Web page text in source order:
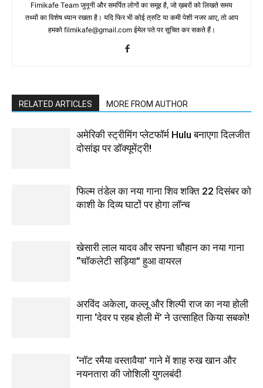
Fimikafe Team जुनूनी और समर्पित लोगों का समूह है, जो ख़बरों को लिखते समय
तथ्‍यों का विशेष ध्‍यान रखता है। यदि फिर भी कोई त्रुटि या कमी पेशी नजर आए, तो आप
हमको filmikafe@gmail.com ईमेल पते पर सूचित कर सकते हैं।
RELATED ARTICLES MORE FROM AUTHOR
अमेरिकी स्ट्रीमिंग प्लेटफॉर्म Hulu बनाएगा दिलजीत
दोसांझ पर डॉक्यूमेंट्री!
फिल्म तंडेल का नया गाना शिव शक्ति 22 दिसंबर को
काशी के दिव्य घाटों पर होगा लॉन्च
खेसारी लाल यादव और सपना चौहान का नया गाना
“चॉकलेटी सड़िया” हुआ वायरल
अरविंद अकेला, कल्लू और शिल्पी राज का नया होली
गाना ‘देवर प रहब होली में’ ने उत्साहित किया सबको!
‘नॉट रमैया वस्तावैया’ गाने में शाह रुख खान और
नयनतारा की जोशिली युगलबंदी